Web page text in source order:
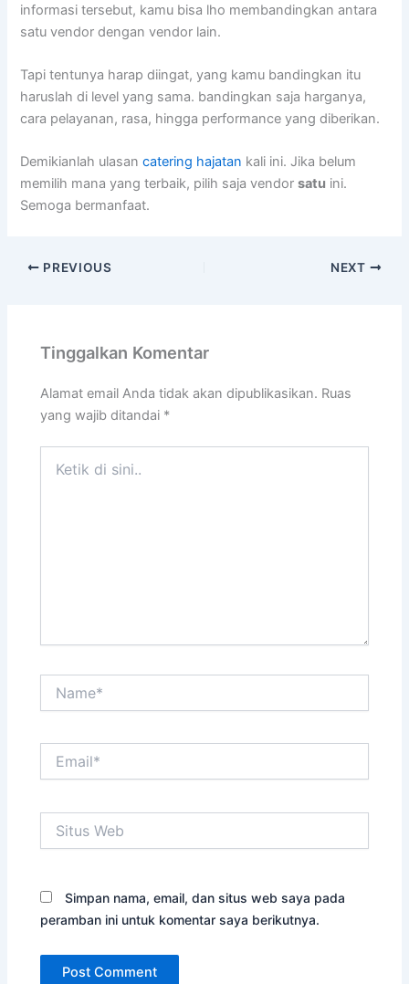
informasi tersebut, kamu bisa lho membandingkan antara
satu vendor dengan vendor lain.
Tapi tentunya harap diingat, yang kamu bandingkan itu
haruslah di level yang sama. bandingkan saja harganya,
cara pelayanan, rasa, hingga performance yang diberikan.
Demikianlah ulasancatering hajatan kali ini. Jika belum
memilih mana yang terbaik, pilih saja vendorsatu ini.
Semoga bermanfaat.
PREVIOUS NEXT
Tinggalkan Komentar
Alamat email Anda tidak akan dipublikasikan. Ruas
yang wajib ditandai *
Web
Simpan nama, email, dan situs web saya pada
peramban ini untuk komentar saya berikutnya.